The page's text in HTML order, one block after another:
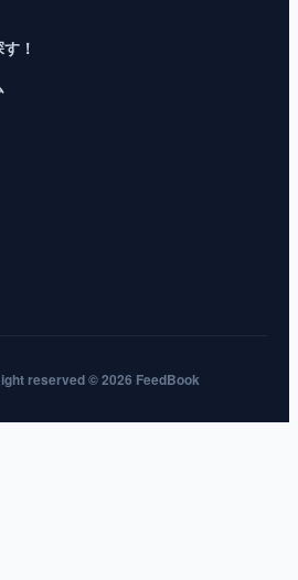
！
reserved © 2026 FeedBook